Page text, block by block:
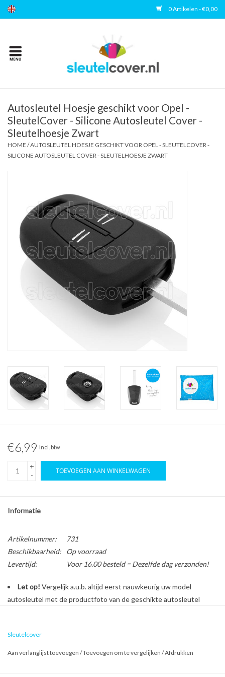
0 Artikelen - €0,00
Home
Accessoires
Veelgestelde vragen
Autosleutel Hoesje geschikt voor Opel -
SleutelCover - Silicone Autosleutel Cover -
Sleutelhoesje Zwart
HOME /AUTOSLEUTEL HOESJE GESCHIKT VOOR OPEL - SLEUTELCOVER -
SILICONE AUTOSLEUTEL COVER - SLEUTELHOESJE ZWART
€6,99 Incl. btw
+
-
TOEVOEGEN AAN WINKELWAGEN
Informatie
Artikelnummer:
731
Beschikbaarheid:
Op voorraad
Levertijd:
Voor 16.00 besteld = Dezelfde dag verzonden!
Let op! Vergelijk a.u.b. altijd eerst nauwkeurig uw model
autosleutel met de productfoto van de geschikte autosleutel
Sleutelcover
Aan verlanglijst toevoegen /Toevoegen om te vergelijken /Afdrukken